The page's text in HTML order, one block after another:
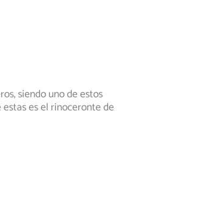
siendo uno de estos
es el rinoceronte de